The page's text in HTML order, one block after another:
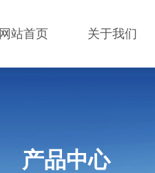
网站首页 关于我们
产品中心